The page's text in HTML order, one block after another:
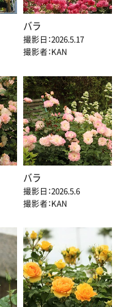
バラ
撮影日：2026.5.17
撮影者：KAN
バラ
撮影日：2026.5.6
撮影者：KAN